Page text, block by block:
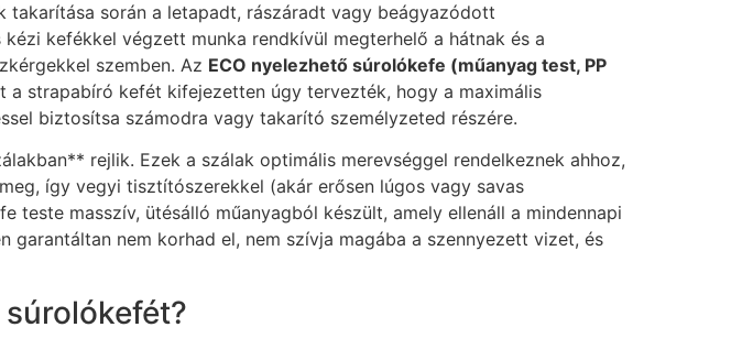
során a letapadt, rászáradt vagy beágyazódott
kefékkel végzett munka rendkívül megterhelő a hátnak és a
szemben. Az ECO nyelezhető súrolókefe (műanyag test, PP
strapabíró kefét kifejezetten úgy tervezték, hogy a maximális
biztosítsa számodra vagy takarító személyzeted részére.
rejlik. Ezek a szálak optimális merevséggel rendelkeznek ahhoz,
így vegyi tisztítószerekkel (akár erősen lúgos vagy savas
masszív, ütésálló műanyagból készült, amely ellenáll a mindennapi
nem korhad el, nem szívja magába a szennyezett vizet, és